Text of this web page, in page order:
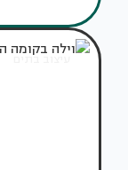
עיצוב בתים